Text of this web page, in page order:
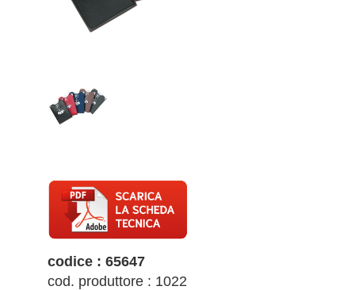
codice : 65647
cod. produttore : 1022